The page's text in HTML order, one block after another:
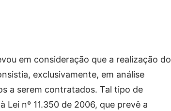
em consideração que a realização do
exclusivamente, em análise
a serem contratados. Tal tipo de
nº 11.350 de 2006, que prevê a